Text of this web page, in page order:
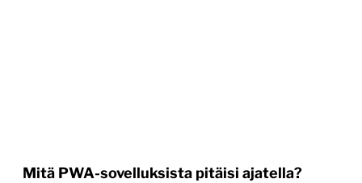
Mitä PWA-sovelluksista pitäisi ajatella?